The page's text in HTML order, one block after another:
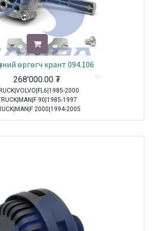
өргөгч крант 094.106
268'000.00 ₮
2000
90|1985-1997
2000|1994-2005
2000 M|1995-2005